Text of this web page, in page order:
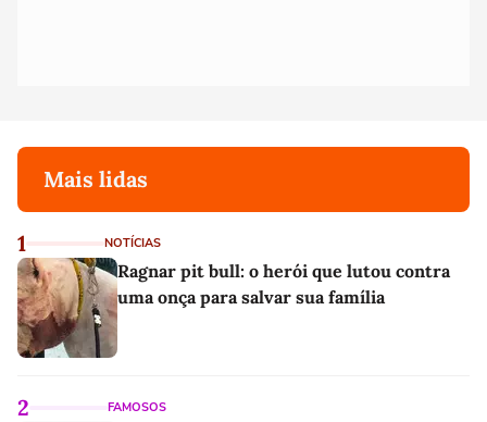
Mais lidas
1 NOTÍCIAS
Ragnar pit bull: o herói que lutou contra
uma onça para salvar sua família
2 FAMOSOS